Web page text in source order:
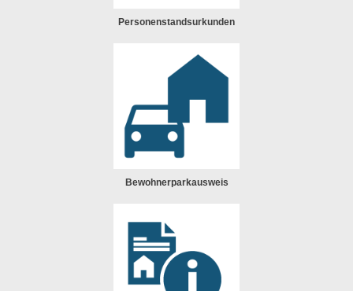
Personenstandsurkunden
Bewohnerparkausweis